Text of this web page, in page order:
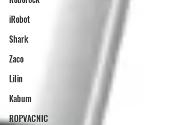
iRobot
Shark
Zaco
Lilin
Kabum
ROPVACNIC